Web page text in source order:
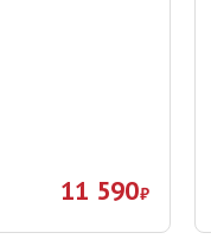
11 590₽